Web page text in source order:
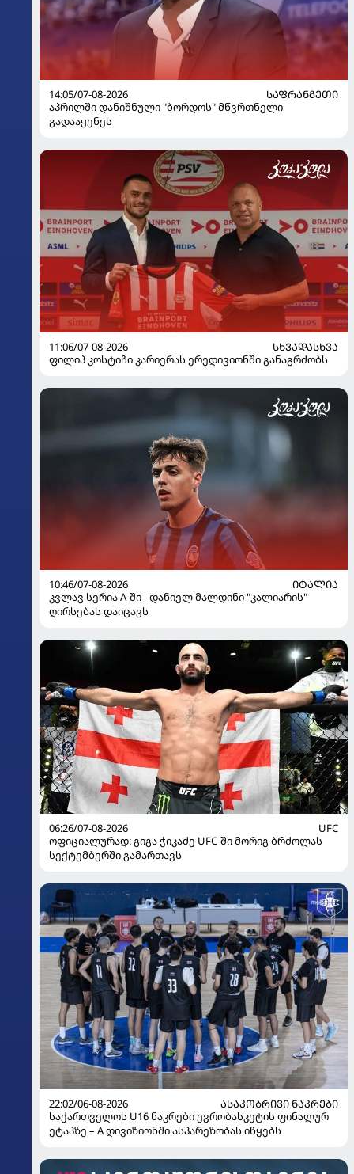
14:05/07-08-2026
ᲡᲐᲤᲠᲐᲜᲒᲔᲗᲘ
აპრილში დანიშნული "ბორდოს" მწვრთნელი
გადააყენეს
11:06/07-08-2026
ᲡᲮᲕᲐᲓᲐᲡᲮᲕᲐ
ფილიპ კოსტიჩი კარიერას ერედივიონში განაგრძობს
10:46/07-08-2026
ᲘᲢᲐᲚᲘᲐ
კვლავ სერია A-ში - დანიელ მალდინი "კალიარის"
ღირსებას დაიცავს
06:26/07-08-2026
UFC
ოფიციალურად: გიგა ჭიკაძე UFC-ში მორიგ ბრძოლას
სექტემბერში გამართავს
22:02/06-08-2026
ᲐᲡᲐᲙᲝᲑᲠᲘᲕᲘ ᲜᲐᲙᲠᲔᲑᲘ
საქართველოს U16 ნაკრები ევრობასკეტის ფინალურ
ეტაპზე – A დივიზიონში ასპარეზობას იწყებს